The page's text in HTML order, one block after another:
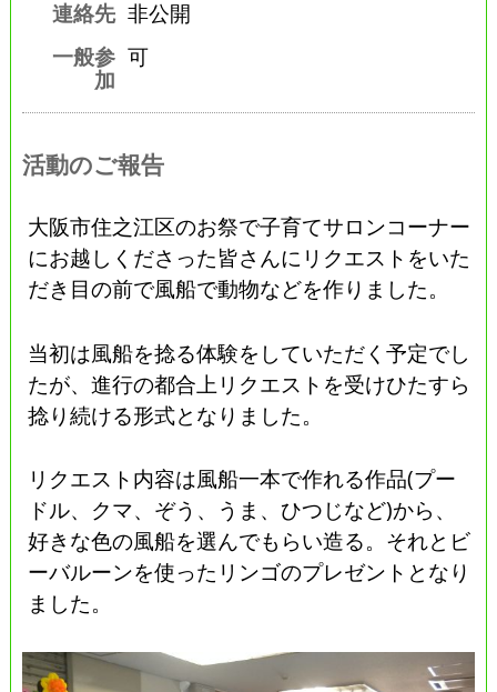
連絡先 非公開
一般参
加
可
活動のご報告
大阪市住之江区のお祭で子育てサロンコーナー
にお越しくださった皆さんにリクエストをいた
だき目の前で風船で動物などを作りました。
当初は風船を捻る体験をしていただく予定でし
たが、進行の都合上リクエストを受けひたすら
捻り続ける形式となりました。
リクエスト内容は風船一本で作れる作品(プー
ドル、クマ、ぞう、うま、ひつじなど)から、
好きな色の風船を選んでもらい造る。それとビ
ーバルーンを使ったリンゴのプレゼントとなり
ました。